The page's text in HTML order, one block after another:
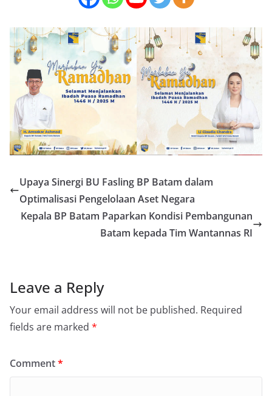
Upaya Sinergi BU Fasling BP Batam dalam
Optimalisasi Pengelolaan Aset Negara
Kepala BP Batam Paparkan Kondisi Pembangunan
Batam kepada Tim Wantannas RI
Leave a Reply
Your email address will not be published. Required
fields are marked *
Comment*